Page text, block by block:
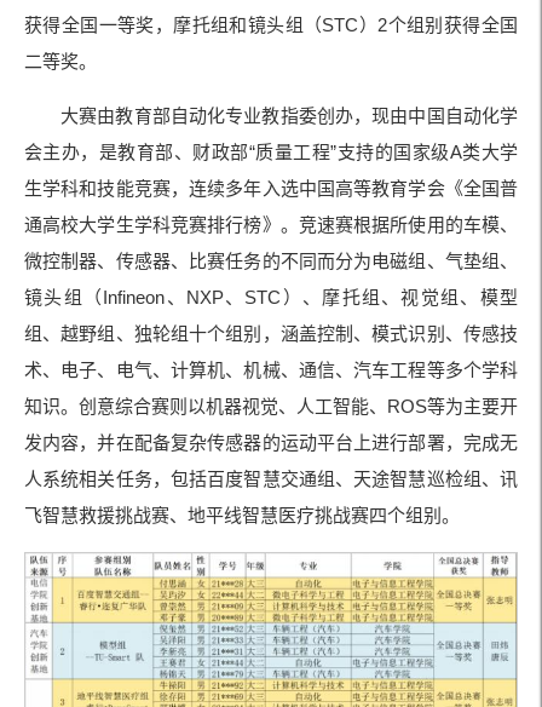
获得全国一等奖，摩托组和镜头组（STC）2个组别获得全国
二等奖。
大赛由教育部自动化专业教指委创办，现由中国自动化学
会主办，是教育部、财政部“质量工程”支持的国家级A类大学
生学科和技能竞赛，连续多年入选中国高等教育学会《全国普
通高校大学生学科竞赛排行榜》。竞速赛根据所使用的车模、
微控制器、传感器、比赛任务的不同而分为电磁组、气垫组、
镜头组（Infineon、NXP、STC）、摩托组、视觉组、模型
组、越野组、独轮组十个组别，涵盖控制、模式识别、传感技
术、电子、电气、计算机、机械、通信、汽车工程等多个学科
知识。创意综合赛则以机器视觉、人工智能、ROS等为主要开
发内容，并在配备复杂传感器的运动平台上进行部署，完成无
人系统相关任务，包括百度智慧交通组、天途智慧巡检组、讯
飞智慧救援挑战赛、地平线智慧医疗挑战赛四个组别。